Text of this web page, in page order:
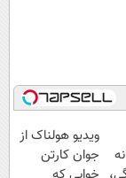
ویدیو هولناک از
جوان کارتن